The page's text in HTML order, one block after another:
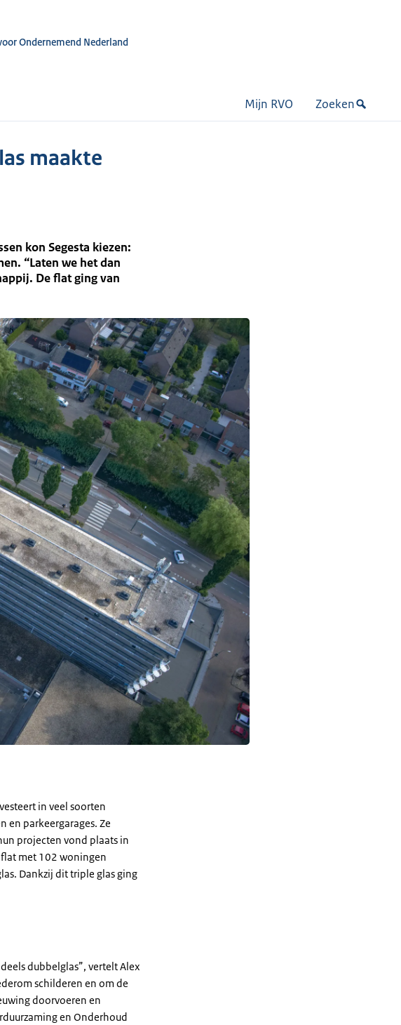
Ondernemend Nederland
Mijn RVO Zoeken
maakte
kon Segesta kiezen:
“Laten we het dan
De flat ging van
in veel soorten
en parkeergarages. Ze
projecten vond plaats in
met 102 woningen
Dankzij dit triple glas ging
dubbelglas”, vertelt Alex
schilderen en om de
doorvoeren en
en Onderhoud